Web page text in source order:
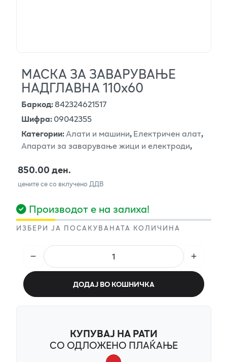
МАСКА ЗА ЗАВАРУВАЊЕ
НАДГЛАВНА 110х60
Баркод:842324621517
Шифра:09042355
Категории:Алати и машини,Електричен алат,
Апарати за заварување жици и електроди,
850.00 ден.
цените се со вклучено ДДВ
Производот е на залиха!
ИЗБЕРИ ЈА ПОСАКУВАНАТА КОЛИЧИНА
ДОДАЈ ВО КОШНИЧКА
КУПУВАЈ НА РАТИ
СО ОДЛОЖЕНО ПЛАЌАЊЕ